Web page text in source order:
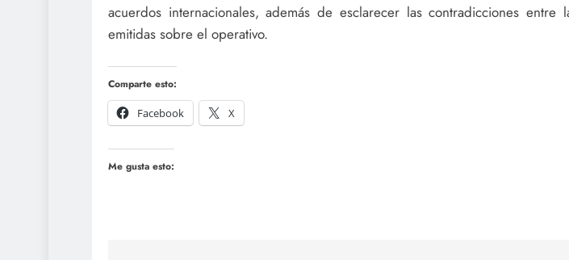
acuerdos internacionales, además de esclarecer las contradicciones entre
emitidas sobre el operativo.
Comparte esto:
Facebook
X
Me gusta esto: